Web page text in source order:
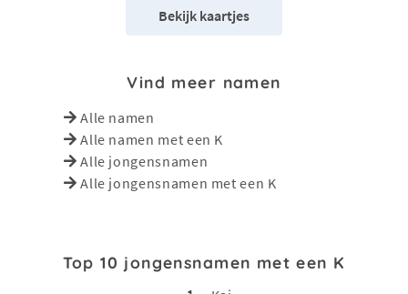
Bekijk kaartjes
Vind meer namen
Alle namen
Alle namen met een K
Alle jongensnamen
Alle jongensnamen met een K
Top 10 jongensnamen met een K